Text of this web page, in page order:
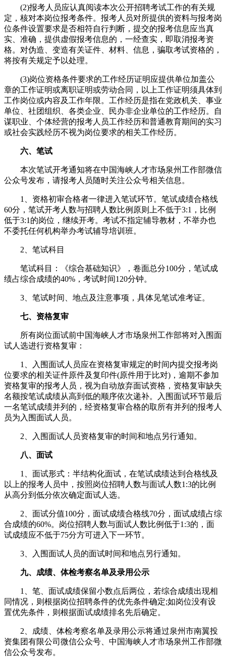
(2)报考人员应认真阅读本次公开招聘考试工作的有关规
定，核对本岗位报考条件。报考人员对所提供的资料与报考岗
位条件设置要求是否相符自行判断，提交的报考信息应当真
实、准确，提供虚假报考信息的，一经查实，即取消报考资
格。对伪造、变造有关证件、材料、信息，骗取考试资格的，
将按有关规定予以处理。
(3)岗位资格条件要求的工作经历证明应提供单位加盖公
章的工作证明或离职证明或劳动合同，以上工作证明须具体到
工作岗位或内容及工作年限。工作经历是指在党政机关、事业
单位、社团组织、各类企业、民办非企业单位的工作经历。自
谋职业、个体经营的报考人员工作经历和普通教育期间的实习
或社会实践经历不视为岗位要求的相关工作经历。
六、笔试
本次笔试开考通知将在中国海峡人才市场泉州工作部微信
公众号发布，请报考人员随时关注公众号相关信息。
1、资格初审合格者一律进入笔试环节。笔试成绩合格线
60分，笔试开考人数与招聘人数比例原则上不低于3:1，比例
低于3:1的岗位，继续开考。考试不指定辅导教材，不举办也
不委托任何机构举办考试辅导培训班。
2、笔试科目
笔试科目：《综合基础知识》，卷面总分100分，笔试成
绩占综合成绩的40%，考试时间120分钟。
3、笔试时间、地点及注意事项，具体见笔试准考证。
七、资格复审
所有岗位面试前中国海峡人才市场泉州工作部将对入围面
试人选进行资格复审：
1、入围面试人员应在资格复审规定的时间内提交报考岗
位要求的相关证件原件及复印件(原件用于比对)，逾期不参加
资格复审的报考人员，视为自动放弃面试资格，资格复审缺失
名额按笔试成绩从高到低的顺序依次递补。入围面试环节最后
一名笔试成绩并列的，经资格复审合格的取所有并列的报考人
员为入围面试人员。
2、入围面试人员资格复审的时间和地点另行通知。
八、面试
1、面试形式：半结构化面试，在笔试成绩达到合格线及
以上的报考人员中，按照岗位招聘人数与面试人数1:3的比例
从高分到低分依次确定面试人选。
2、面试分值100分，面试成绩合格线70分，面试成绩占综
合成绩的60%。岗位招聘人数与面试人数比例低于1:3的，面
试成绩应不低于75分方可进入下一环节。
3、入围面试人员的面试时间和地点另行通知。
九、成绩、体检考察名单及录用公示
1、笔、面试成绩保留小数点后两位，若综合成绩出现相
同情况，则根据岗位招聘条件的优先条件确定;如岗位没有设
置优先条件，则根据面试成绩排名先后确定。
2、成绩、体检考察名单及录用公示将通过泉州市南翼投
资集团有限公司微信公众号、中国海峡人才市场泉州工作部微
信公众号发布。